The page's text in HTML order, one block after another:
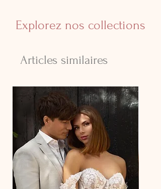
Explorez nos collections
Articles similaires